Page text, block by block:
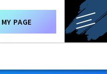
MY PAGE